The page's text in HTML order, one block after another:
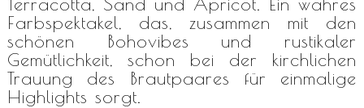
Farbspektakel, das, zusammen mit den
schönen Bohovibes und rustikaler
Gemütlichkeit, schon bei der kirchlichen
Trauung des Brautpaares für einmalige
Highlights sorgt.